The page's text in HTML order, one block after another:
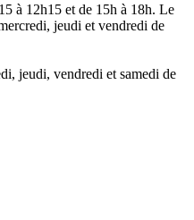
à 12h15 et de 15h à 18h. Le
jeudi et vendredi de
jeudi, vendredi et samedi de